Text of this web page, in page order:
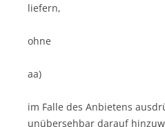
liefern,
ohne
aa)
im Falle des Anbietens
unübersehbar darauf